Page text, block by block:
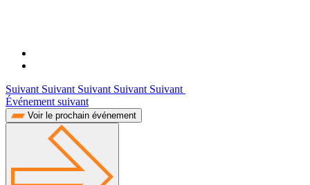
Suivant Suivant Suivant Suivant Suivant
Événement suivant
Voir le prochain événement